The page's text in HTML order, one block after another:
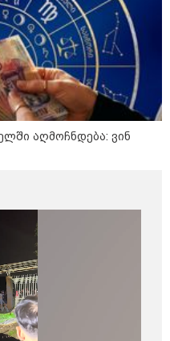
საქმიანობას
პაატა
კირცხალია
შეწირული
მემორიალზე
- "ნაციონალური
08-2026
ვგმობთ ირაკლი
განცხადებას" -
ცვლილებისთვის"
აღმოჩნდება: ვინ